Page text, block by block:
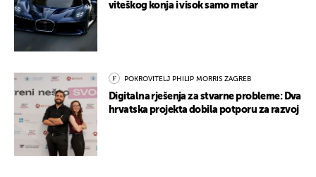
viteškog konja i visok samo metar
POKROVITELJ PHILIP MORRIS ZAGREB
Digitalna rješenja za stvarne probleme: Dva
hrvatska projekta dobila potporu za razvoj